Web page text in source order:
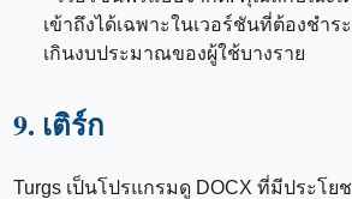
เข้าถึงได้เฉพาะในเวอร์ชันที่ต้องชำร
เกินงบประมาณของผู้ใช้บางราย
9. เติร์ก
Turgs เป็นโปรแกรมดู DOCX ที่มีประโ